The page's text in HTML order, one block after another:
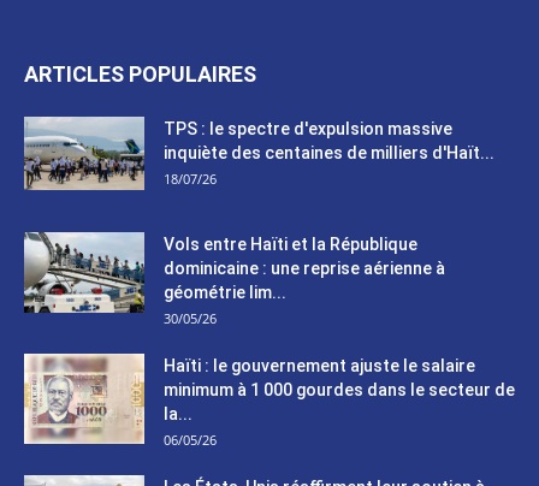
ARTICLES POPULAIRES
TPS : le spectre d'expulsion massive
inquiète des centaines de milliers d'Haït...
18/07/26
Vols entre Haïti et la République
dominicaine : une reprise aérienne à
géométrie lim...
30/05/26
Haïti : le gouvernement ajuste le salaire
minimum à 1 000 gourdes dans le secteur de
la...
06/05/26